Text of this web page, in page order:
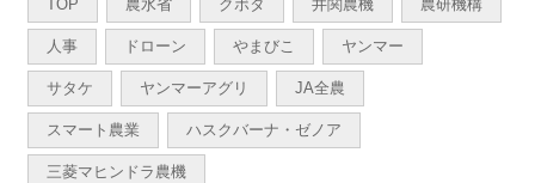
TOP 農水省 クボタ 井関農機 農研機構
人事 ドローン やまびこ ヤンマー
サタケ ヤンマーアグリ JA全農
スマート農業 ハスクバーナ・ゼノア
三菱マヒンドラ農機